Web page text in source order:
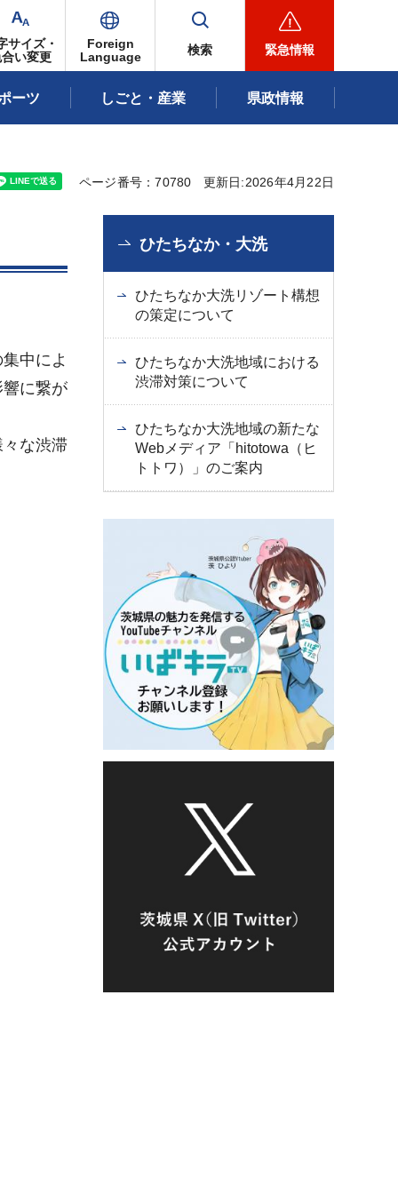
サイズ・
い変更
Foreign
Language
検索 緊急情報
ーツ しごと・産業 県政情報
ページ番号：70780 更新日:2026年4月22日
中によ
に繋が
な渋滞
ひたちなか・大洗
ひたちなか大洗リゾート構想
の策定について
ひたちなか大洗地域における
渋滞対策について
ひたちなか大洗地域の新たな
Webメディア「hitotowa（ヒ
トトワ）」のご案内